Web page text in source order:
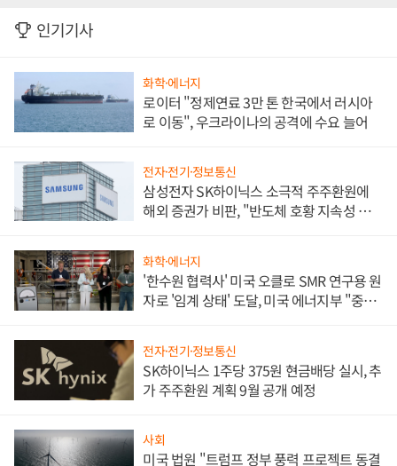
인기기사
화학·에너지
로이터 "정제연료 3만 톤 한국에서 러시아
로 이동", 우크라이나의 공격에 수요 늘어
전자·전기·정보통신
삼성전자 SK하이닉스 소극적 주주환원에
해외 증권가 비판, "반도체 호황 지속성 의
화학·에너지
'한수원 협력사' 미국 오클로 SMR 연구용 원
자로 '임계 상태' 도달, 미국 에너지부 "중요
전자·전기·정보통신
SK하이닉스 1주당 375원 현금배당 실시, 추
가 주주환원 계획 9월 공개 예정
사회
미국 법원 "트럼프 정부 풍력 프로젝트 동결